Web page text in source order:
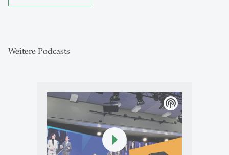
Weitere Podcasts
podcasts